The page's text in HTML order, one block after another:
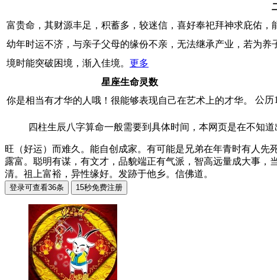
富贵命，其财源丰足，积蓄多，较迷信，喜好奉祀拜神求庇佑
幼年时运不济，与亲子父母的缘份不亲，无法继承产业，若为
境时能突破困境，渐入佳境。 更多
星座生命灵数
你是相当有才华的人哦！很能够表现自己在艺术上的才华。
公历
四柱生辰八字算命一般需要到具体时间，本网页是在不知
旺（好运）而难久。能自创成家。有可能是兄弟在年青时有人
露富。聪明有谋，有文才，品貌端正有气派，智高远量成大事
清。祖上富裕，异性缘好。发跡于他乡。信佛道。